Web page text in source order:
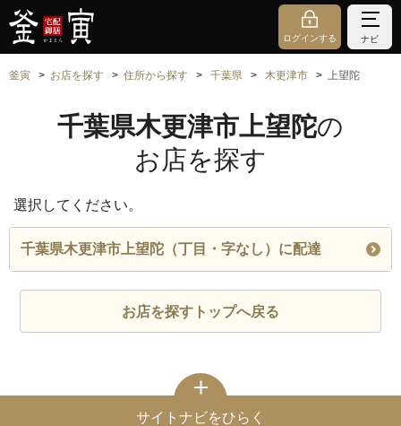
ログインする ナビ
釜寅 お店を探す 住所から探す 千葉県 木更津市 上望陀
千葉県木更津市上望陀の
お店を探す
選択してください。
千葉県木更津市上望陀（丁目・字なし）に配達
お店を探すトップへ戻る
サイトナビをひらく